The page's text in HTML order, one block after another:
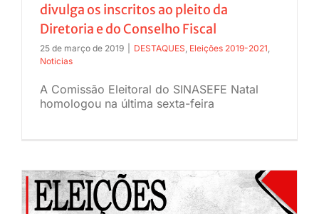
divulga os inscritos ao pleito da
Diretoria e do Conselho Fiscal
25 de março de 2019 DESTAQUES Eleições 2019-2021
Noticias
A Comissão Eleitoral do SINASEFE Natal
homologou na última sexta-feira